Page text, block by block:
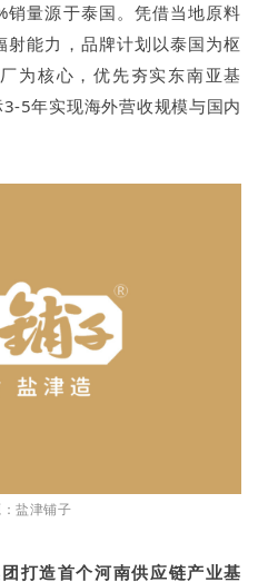
量源于泰国。凭借当地原料
能力，品牌计划以泰国为枢
为核心，优先夯实东南亚基
5年实现海外营收规模与国内
盐津铺子
打造首个河南供应链产业基